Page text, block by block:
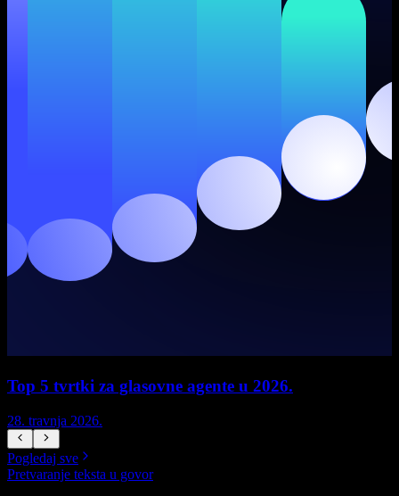
Top 5 tvrtki za glasovne agente u 2026.
28. travnja 2026.
Pogledaj sve
Pretvaranje teksta u govor